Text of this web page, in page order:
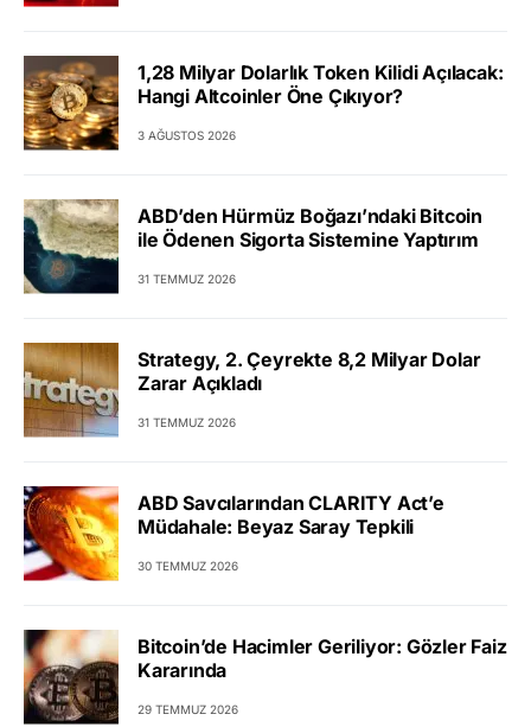
1,28 Milyar Dolarlık Token Kilidi Açılacak:
Hangi Altcoinler Öne Çıkıyor?
3 AĞUSTOS 2026
ABD’den Hürmüz Boğazı’ndaki Bitcoin
ile Ödenen Sigorta Sistemine Yaptırım
31 TEMMUZ 2026
Strategy, 2. Çeyrekte 8,2 Milyar Dolar
Zarar Açıkladı
31 TEMMUZ 2026
ABD Savcılarından CLARITY Act’e
Müdahale: Beyaz Saray Tepkili
30 TEMMUZ 2026
Bitcoin’de Hacimler Geriliyor: Gözler Faiz
Kararında
29 TEMMUZ 2026